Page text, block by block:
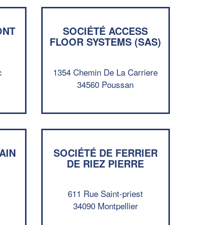
SOCIÉTÉ ACCESS
FLOOR SYSTEMS (SAS)
1354 Chemin De La Carriere
34560 Poussan
SOCIÉTÉ DE FERRIER
DE RIEZ PIERRE
611 Rue Saint-priest
34090 Montpellier
✕
professionnel ?
vosmargestout en gagnant de
nouveaux clients!